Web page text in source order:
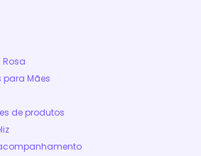
para Mães
de produtos